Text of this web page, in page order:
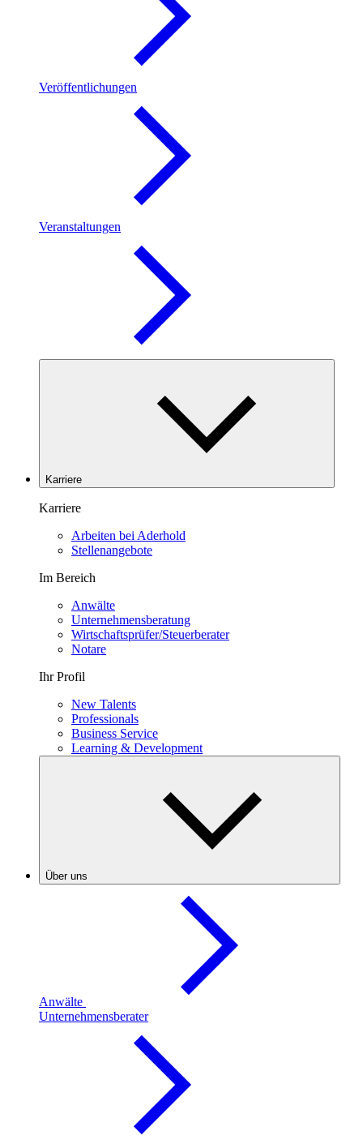
Veröffentlichungen
Veranstaltungen
Karriere
Karriere
Arbeiten bei Aderhold
Stellenangebote
Im Bereich
Anwälte
Unternehmensberatung
Wirtschaftsprüfer/Steuerberater
Notare
Ihr Profil
New Talents
Professionals
Business Service
Learning & Development
Über uns
Anwälte
Unternehmensberater